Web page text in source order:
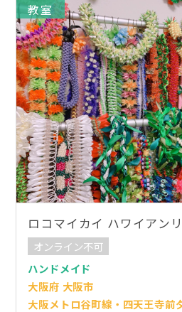
教室
ロコマイカイ ハワイアン
オンライン不可
ハンドメイド
大阪府 大阪市
大阪メトロ谷町線・四天王寺前